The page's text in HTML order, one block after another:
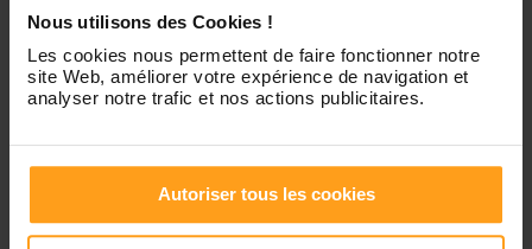
Nous utilisons des Cookies !
Les cookies nous permettent de faire fonctionner notre
site Web, améliorer votre expérience de navigation et
analyser notre trafic et nos actions publicitaires.
Autoriser tous les cookies
Vendredi Disponible de 00:00 à 00:00
Dimanche Disponible de 00:00 à 00:00
Contactez-nous